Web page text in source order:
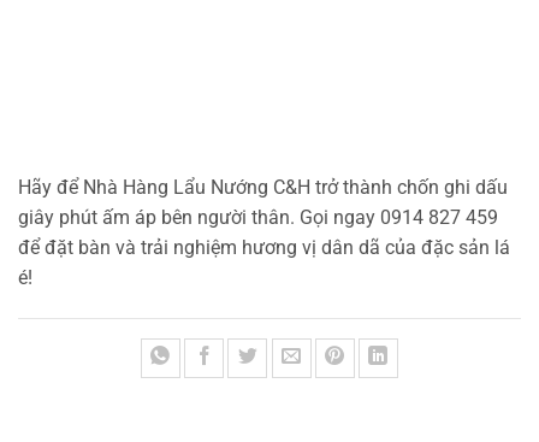
Hãy để Nhà Hàng Lẩu Nướng C&H trở thành chốn ghi dấu
giây phút ấm áp bên người thân. Gọi ngay 0914 827 459
để đặt bàn và trải nghiệm hương vị dân dã của đặc sản lá
é!